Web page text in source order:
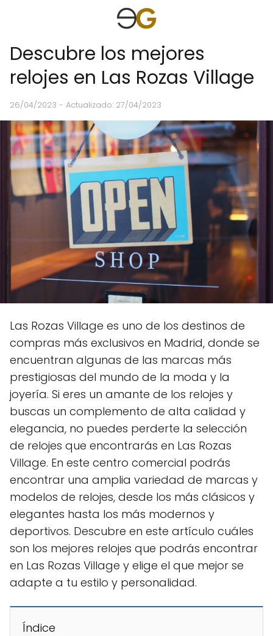
Descubre los mejores
relojes en Las Rozas Village
26/04/2023 - Actualizado: 27/04/2023
Las Rozas Village es uno de los destinos de
compras más exclusivos en Madrid, donde se
encuentran algunas de las marcas más
prestigiosas del mundo de la moda y la
joyería. Si eres un amante de los relojes y
buscas un complemento de alta calidad y
elegancia, no puedes perderte la selección
de relojes que encontrarás en Las Rozas
Village. En este centro comercial podrás
encontrar una amplia variedad de marcas y
modelos de relojes, desde los más clásicos y
elegantes hasta los más modernos y
deportivos. Descubre en este artículo cuáles
son los mejores relojes que podrás encontrar
en Las Rozas Village y elige el que mejor se
adapte a tu estilo y personalidad.
Índice